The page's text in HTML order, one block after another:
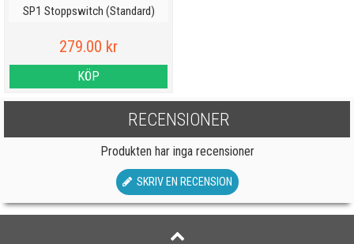
SP1 Stoppswitch (Standard)
279.00 kr
KÖP
RECENSIONER
Produkten har inga recensioner
SKRIV EN RECENSION